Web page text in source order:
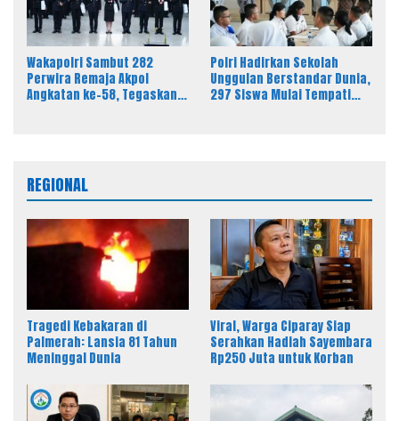
Wakapolri Sambut 282
Perwira Remaja Akpol
Angkatan ke-58, Tegaskan
Polri Hadirkan Sekolah
Unggulan Berstandar Dunia,
297 Siswa Mulai Tempati
REGIONAL
Tragedi Kebakaran di
Palmerah: Lansia 81 Tahun
Meninggal Dunia
Viral, Warga Ciparay Siap
Serahkan Hadiah Sayembara
Rp250 Juta untuk Korban